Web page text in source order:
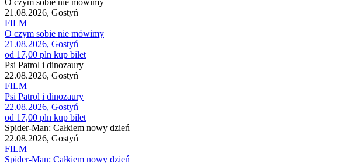
O czym sobie nie mówimy
21.08.2026, Gostyń
FILM
O czym sobie nie mówimy
21.08.2026, Gostyń
od 17,00 pln kup bilet
Psi Patrol i dinozaury
22.08.2026, Gostyń
FILM
Psi Patrol i dinozaury
22.08.2026, Gostyń
od 17,00 pln kup bilet
Spider-Man: Całkiem nowy dzień
22.08.2026, Gostyń
FILM
Spider-Man: Całkiem nowy dzień